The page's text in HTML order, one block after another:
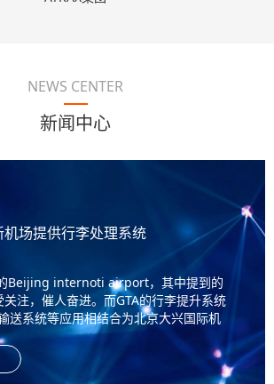
NEWS CENTER
新闻中心
机场提供行李处理系统
Beijing internoti airport，其中提到的
关注，催人奋进。而GTA的行李提升系统
输送系统等应用相结合为北京大兴国际机
系统。让乘客更快，更舒适的到达...